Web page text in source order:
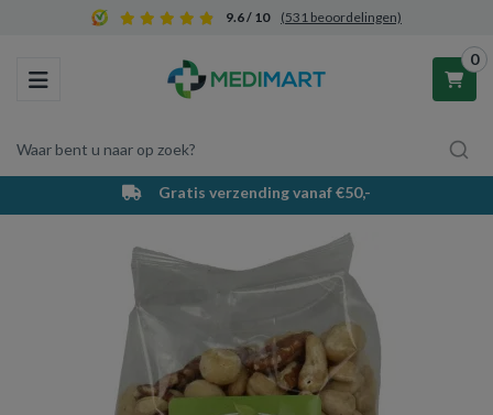
9.6 / 10 (531 beoordelingen)
Toggle navigation
Waar bent u naar op zoek?
0
Winkelwagen
Uw winkelwagen is leeg.
Vul hem met producten.
Gratis verzending vanaf €50,-